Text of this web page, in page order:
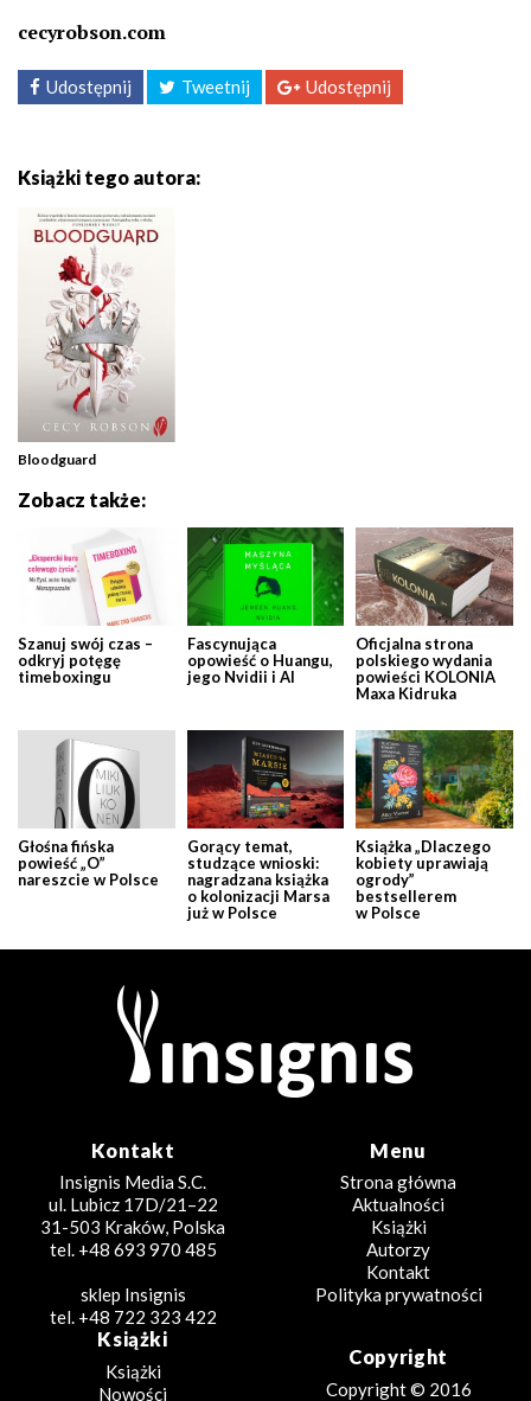
cecyrobson.com
Udostępnij Tweetnij Udostępnij
Książki tego autora:
Bloodguard
Zobacz także:
Szanuj swój czas –
odkryj potęgę
timeboxingu
Fascynująca
opowieść o Huangu,
jego Nvidii i AI
Oficjalna strona
polskiego wydania
powieści KOLONIA
Maxa Kidruka
Głośna fińska
powieść „O”
nareszcie w Polsce
Gorący temat,
studzące wnioski:
nagradzana książka
o kolonizacji Marsa
już w Polsce
Książka „Dlaczego
kobiety uprawiają
ogrody”
bestsellerem
w Polsce
Kontakt
Insignis Media S.C.
ul. Lubicz 17D/21–22
31-503 Kraków, Polska
tel. +48 693 970 485
sklep Insignis
tel. +48 722 323 422
Menu
Strona główna
Aktualności
Książki
Autorzy
Kontakt
Polityka prywatności
Książki
Książki
Nowości
Copyright
Copyright © 2016